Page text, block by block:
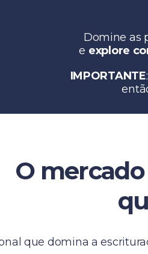
Domine as
e explore
IMPORTANTE
O
que domina a